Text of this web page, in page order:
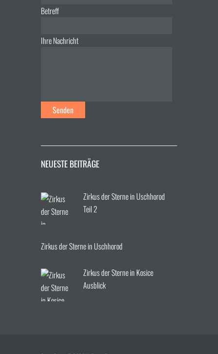
Betreff
Ihre Nachricht
NEUESTE BEITRÄGE
Zirkus der Sterne in Uschhorod
Teil 2
Zirkus der Sterne in Uschhorod
Zirkus der Sterne in Kosice
Ausblick